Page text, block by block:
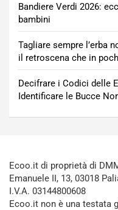
Bandiere Verdi 2026:
bambini
Tagliare sempre l’erba
il retroscena che in
Decifrare i Codici delle
Identificare le Bucce
Ecoo.it di proprietà di
Emanuele II, 13, 03018
I.V.A. 03144800608
Ecoo.it non è una testata